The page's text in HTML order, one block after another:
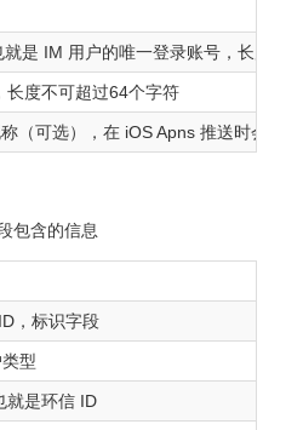
就是 IM 用户的唯一登录账号，长度不
长度不可超过64个字符
（可选），在 iOS Apns 推送时会使
包含的信息
，标识字段
型
就是环信 ID